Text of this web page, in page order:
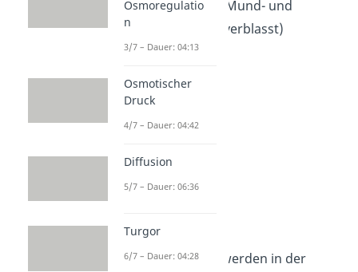
Todesdreieck (Mund- und
Nasenbereich verblasst)
Finalphase
In der Finalphase werden in der
Osmoregulatio
n
3/7 – Dauer: 04:13
Osmotischer
Druck
4/7 – Dauer: 04:42
Diffusion
5/7 – Dauer: 06:36
Turgor
6/7 – Dauer: 04:28